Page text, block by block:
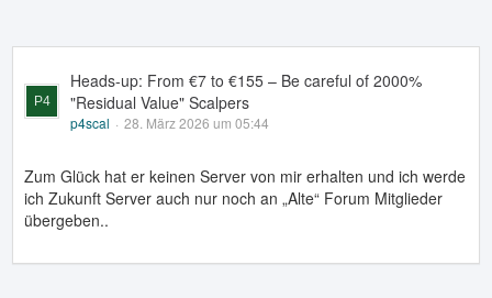
Heads-up: From €7 to €155 – Be careful of 2000%
"Residual Value" Scalpers
p4scal 28. März 2026 um 05:44
Zum Glück hat er keinen Server von mir erhalten und ich werde
ich Zukunft Server auch nur noch an „Alte“ Forum Mitglieder
übergeben..